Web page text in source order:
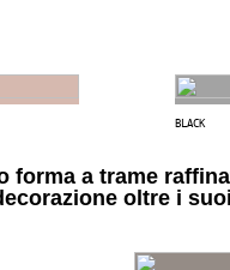
BLACK
a trame
oltre i